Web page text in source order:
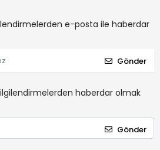
e-posta ile haberdar
Gönder
haberdar olmak
Gönder